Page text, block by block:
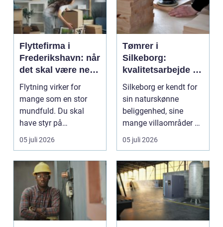
Flyttefirma i
Frederikshavn: når
det skal være nemt
at komme videre
Flytning virker for
mange som en stor
mundfuld. Du skal
have styr på
nedpakning, tunge
l&oslas...
05 juli 2026
Tømrer i
Silkeborg:
kvalitetsarbejde til
overkommelige
priser
Silkeborg er kendt for
sin naturskønne
beliggenhed, sine
mange villaområder og
en bland...
05 juli 2026